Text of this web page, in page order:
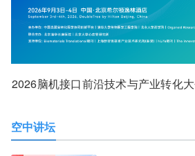
2026脑机接口前沿技术与产业转化
空中讲坛